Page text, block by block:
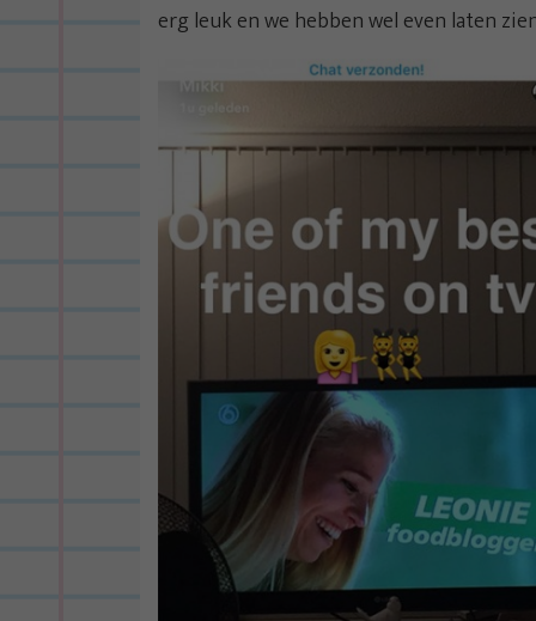
erg leuk en we hebben wel even laten